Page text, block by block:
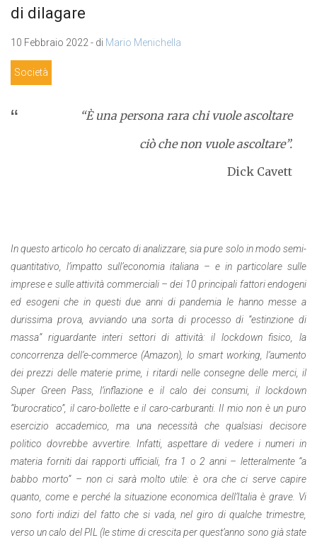
di dilagare
10 Febbraio 2022 - di Mario Menichella
Società
“È una persona rara chi vuole ascoltare
ciò che non vuole ascoltare”.
Dick Cavett
In questo articolo ho cercato di analizzare, sia pure solo in modo semi-
quantitativo, l’impatto sull’economia italiana – e in particolare sulle
imprese e sulle attività commerciali – dei 10 principali fattori endogeni
ed esogeni che in questi due anni di pandemia le hanno messe a
durissima prova, avviando una sorta di processo di “estinzione di
massa” riguardante interi settori di attività: il lockdown fisico, la
concorrenza dell’e-commerce (Amazon), lo smart working, l’aumento
dei prezzi delle materie prime, i ritardi nelle consegne delle merci, il
Super Green Pass, l’inflazione e il calo dei consumi, il lockdown
“burocratico”, il caro-bollette e il caro-carburanti. Il mio non è un puro
esercizio accademico, ma una necessità che qualsiasi decisore
politico dovrebbe avvertire. Infatti, aspettare di vedere i numeri in
materia forniti dai rapporti ufficiali, fra 1 o 2 anni – letteralmente “a
babbo morto” – non ci sarà molto utile: è ora che ci serve capire
quanto, come e perché la situazione economica dell’Italia è grave. Vi
sono forti indizi del fatto che si vada, nel giro di qualche trimestre,
verso un calo del PIL (le stime di crescita per quest’anno sono già state